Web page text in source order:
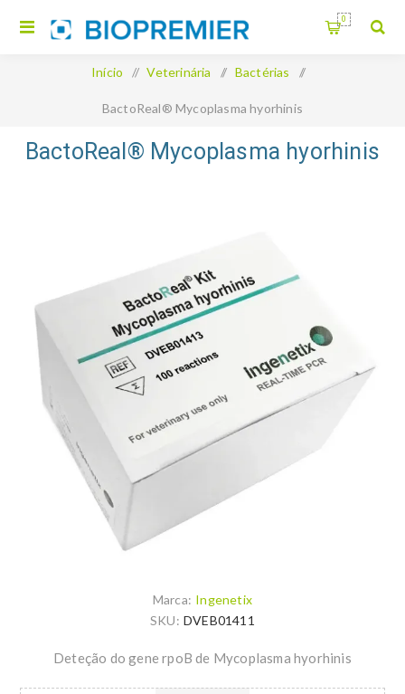
0
Início / Veterinária / Bactérias /
BactoReal® Mycoplasma hyorhinis
BactoReal® Mycoplasma hyorhinis
Marca: Ingenetix
SKU: DVEB01411
Deteção do gene rpoB de Mycoplasma hyorhinis